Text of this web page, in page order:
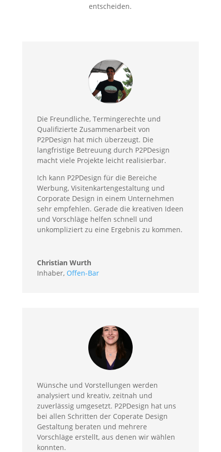
entscheiden.
Die Freundliche, Termingerechte und
Qualifizierte Zusammenarbeit von
P2PDesign hat mich überzeugt. Die
langfristige Betreuung durch P2PDesign
macht viele Projekte leicht realisierbar.
Ich kann P2PDesign für die Bereiche
Werbung, Visitenkartengestaltung und
Corporate Design in einem Unternehmen
sehr empfehlen. Gerade die kreativen Ideen
und Vorschläge helfen schnell und
unkompliziert zu eine Ergebnis zu kommen.
Christian Wurth
Inhaber, Offen-Bar
Wünsche und Vorstellungen werden
analysiert und kreativ, zeitnah und
zuverlässig umgesetzt. P2PDesign hat uns
bei allen Schritten der Coperate Design
Gestaltung beraten und mehrere
Vorschläge erstellt, aus denen wir wählen
konnten.